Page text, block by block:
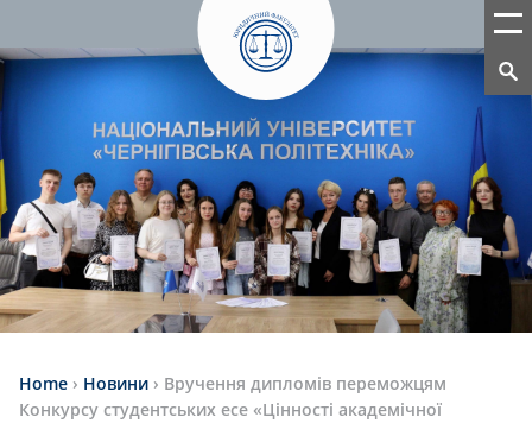
Home › Новини › Вручення дипломів переможцям
Конкурсу студентських есе «Цінності академічної